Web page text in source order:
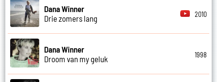
Dana Winner
Drie zomers lang
2010
Dana Winner
Droom van my geluk
1998